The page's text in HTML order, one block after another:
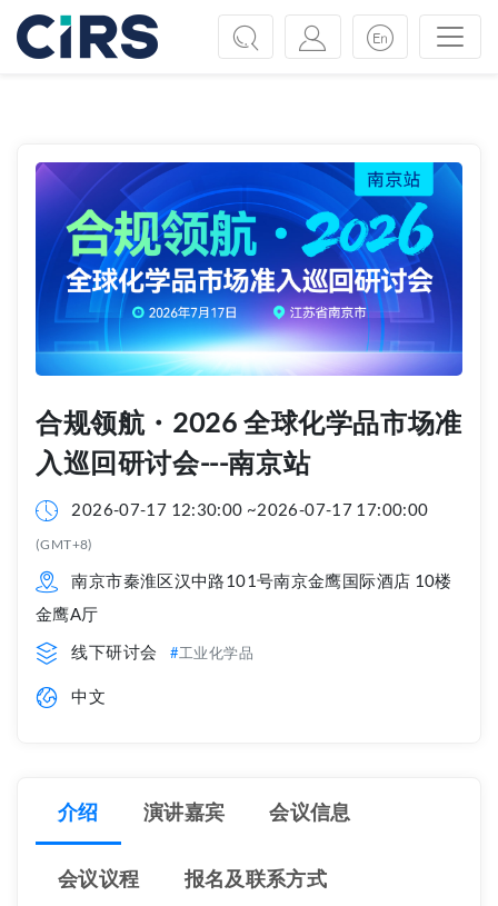
合规领航・2026 全球化学品市场准
入巡回研讨会---南京站
2026-07-17 12:30:00 ~2026-07-17 17:00:00
(GMT+8)
南京市秦淮区汉中路101号南京金鹰国际酒店 10楼
金鹰A厅
线下研讨会
工业化学品
中文
介绍 演讲嘉宾 会议信息
会议议程 报名及联系方式